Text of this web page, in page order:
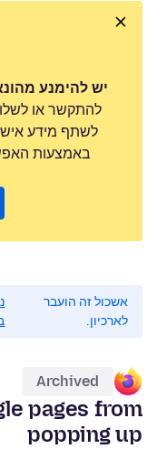
יש להימנע
להתקשר או
לשתף מידע
באמצעות
אשכול זה הועבר
לארכיון.
Archived
pages from
popping up